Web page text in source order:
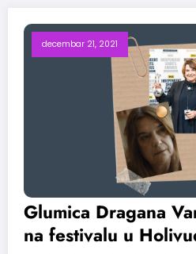
decembar 21, 2021
Glumica Dragana
na festivalu u